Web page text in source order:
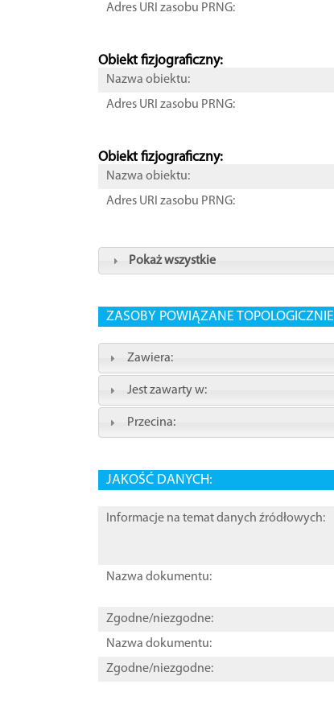
Adres URI zasobu PRNG:
Obiekt fizjograficzny:
Nazwa obiektu:
Adres URI zasobu PRNG:
Obiekt fizjograficzny:
Nazwa obiektu:
Adres URI zasobu PRNG:
Pokaż wszystkie
ZASOBY POWIĄZANE TOPOLOGICZNIE
Zawiera:
Jest zawarty w:
Przecina:
JAKOŚĆ DANYCH:
Informacje na temat danych źródłowych:
Nazwa dokumentu:
Zgodne/niezgodne:
Nazwa dokumentu:
Zgodne/niezgodne: